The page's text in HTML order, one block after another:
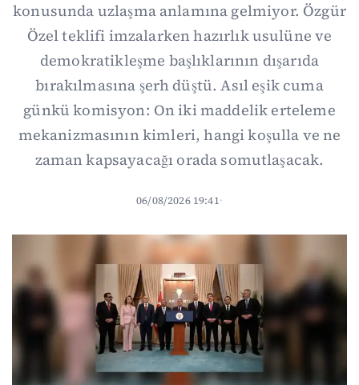
konusunda uzlaşma anlamına gelmiyor. Özgür
Özel teklifi imzalarken hazırlık usulüne ve
demokratikleşme başlıklarının dışarıda
bırakılmasına şerh düştü. Asıl eşik cuma
günkü komisyon: On iki maddelik erteleme
mekanizmasının kimleri, hangi koşulla ve ne
zaman kapsayacağı orada somutlaşacak.
06/08/2026 19:41·